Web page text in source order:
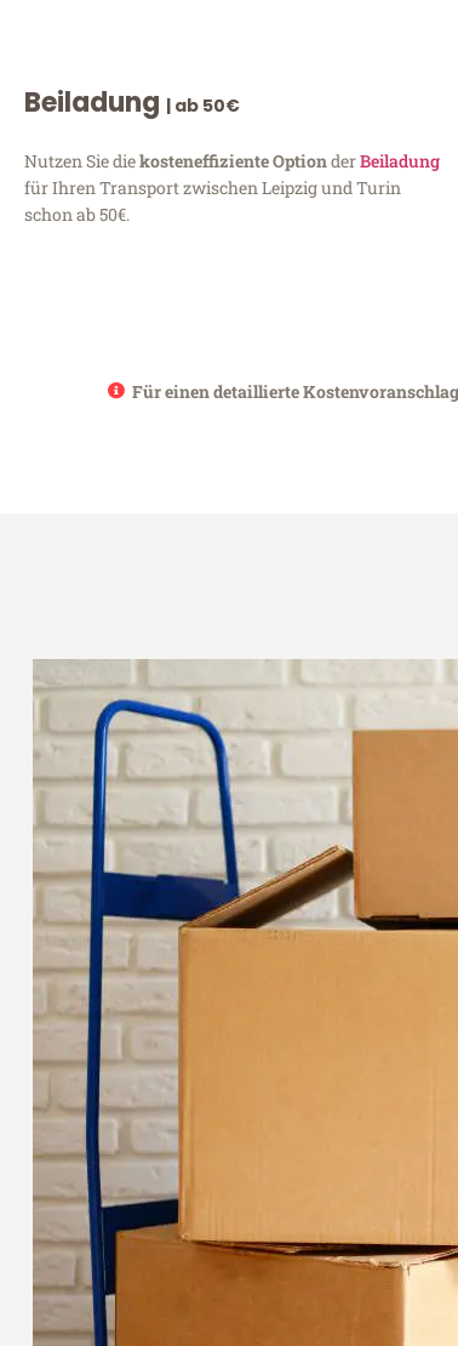
Beiladung | ab 50€
Nutzen Sie diekosteneffiziente OptionderBeiladung
für Ihren Transport zwischen Leipzig und Turin
schon ab 50€.
Für einen detaillierte